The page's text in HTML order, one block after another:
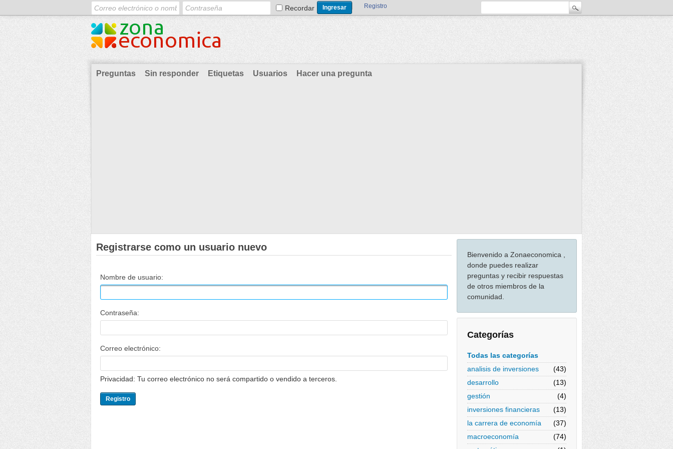
Recordar Registro
Preguntas Sin responder Etiquetas Usuarios Hacer una pregunta
Bienvenido a Zonaeconomica ,
donde puedes realizar
preguntas y recibir respuestas
de otros miembros de la
comunidad.
Categorías
Todas las categorías
analisis de inversiones
(43)
desarrollo
(13)
gestión
(4)
inversiones financieras
(13)
la carrera de economía
(37)
macroeconomía
(74)
Registrarse como un usuario nuevo
Nombre de usuario:
Contraseña:
Correo electrónico:
Privacidad: Tu correo electrónico no será compartido o vendido a terceros.